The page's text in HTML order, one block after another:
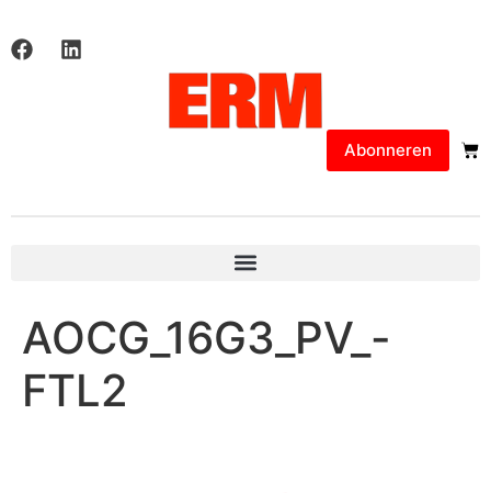
Abonneren
AOCG_16G3_PV_-
FTL2